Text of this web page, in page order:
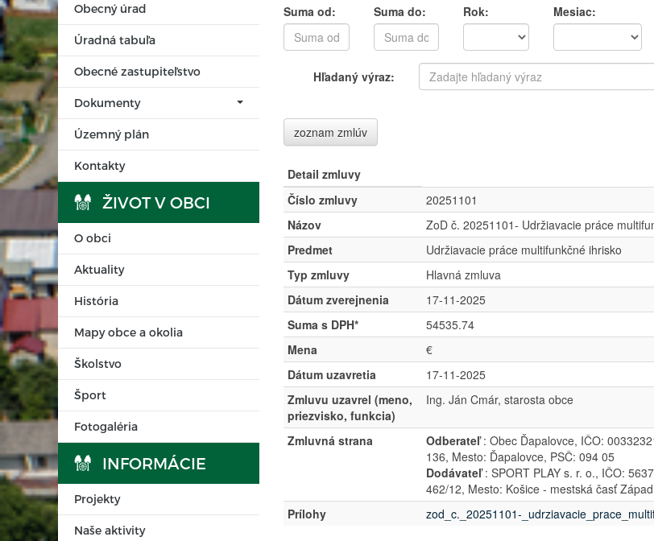
Obecný úrad
Úradná tabuľa
Obecné zastupiteľstvo
Dokumenty
Územný plán
Kontakty
ŽIVOT V OBCI
O obci
Aktuality
História
Mapy obce a okolia
Školstvo
Šport
Fotogaléria
INFORMÁCIE
Projekty
Naše aktivity
Suma od: Suma do: Rok: Mesiac:
Hľadaný výraz:
zoznam zmlúv
Detail zmluvy
Číslo zmluvy
20251101
Názov
ZoD č. 20251101- Udržiavacie práce
Predmet
Udržiavacie práce multifunkčné ihrisko
Typ zmluvy
Hlavná zmluva
Dátum zverejnenia
17-11-2025
Suma s DPH*
54535.74
Mena
€
Dátum uzavretia
17-11-2025
Zmluvu uzavrel (meno,
priezvisko, funkcia)
Ing. Ján Cmár, starosta obce
Zmluvná strana Odberateľ: Obec Ďapalovce, IČO:
136, Mesto: Ďapalovce, PSČ: 094 05
Dodávateľ: SPORT PLAY s. r. o., IČO:
462/12, Mesto: Košice - mestská časť
Prílohy
zod_c._20251101-